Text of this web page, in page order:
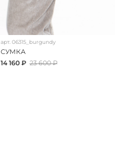
арт. 06315_burgundy
СУМКА
14 160 ₽ 23 600 ₽